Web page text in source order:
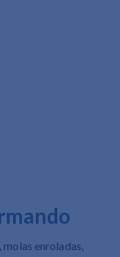
enroladas,